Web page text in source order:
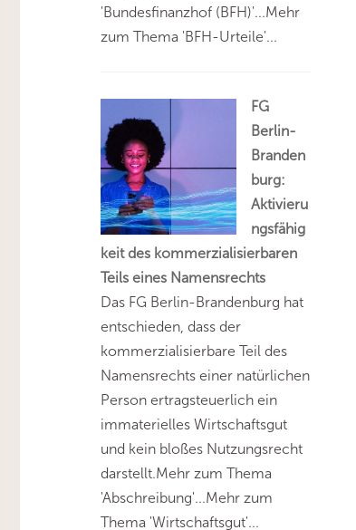
'Bundesfinanzhof (BFH)'...Mehr
zum Thema 'BFH-Urteile'...
FG
Berlin-
Branden
burg:
Aktivieru
ngsfähig
keit des kommerzialisierbaren
Teils eines Namensrechts
Das FG Berlin-Brandenburg hat
entschieden, dass der
kommerzialisierbare Teil des
Namensrechts einer natürlichen
Person ertragsteuerlich ein
immaterielles Wirtschaftsgut
und kein bloßes Nutzungsrecht
darstellt.Mehr zum Thema
'Abschreibung'...Mehr zum
Thema 'Wirtschaftsgut'...